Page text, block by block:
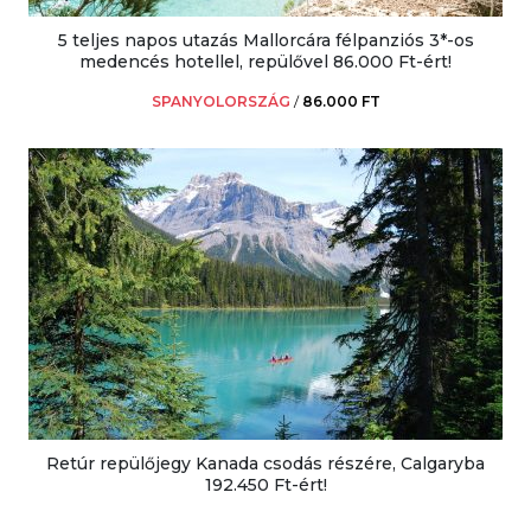
5 teljes napos utazás Mallorcára félpanziós 3*-os
medencés hotellel, repülővel 86.000 Ft-ért!
SPANYOLORSZÁG / 86.000 FT
Retúr repülőjegy Kanada csodás részére, Calgaryba
192.450 Ft-ért!